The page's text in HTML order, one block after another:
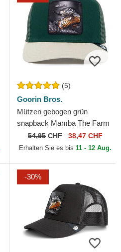
(5)
Goorin Bros.
Mützen gebogen grün
snapback Mamba The Farm
Premium The Farm Goorin
Bros.
54,95 CHF 38,47 CHF
Erhalten Sie es bis 11 - 12 Aug.
-30%